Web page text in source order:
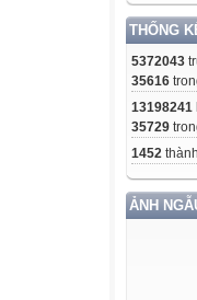
THỐNG
5372043
35616
13198241
35729
1452
ẢNH